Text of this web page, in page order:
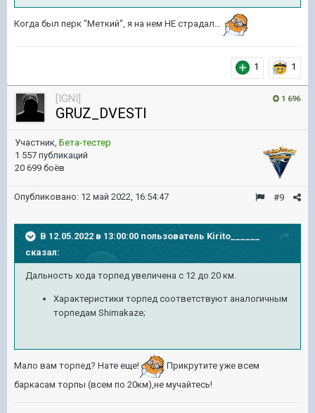
Когда был перк "Меткий", я на нем НЕ страдал...
1 1
1 696
[IGNI]
GRUZ_DVESTI
Участник, Бета-тестер
1 557 публикаций
20 699 боёв
#9
Опубликовано: 12 май 2022, 16:54:47
В 12.05.2022 в 13:00:00 пользователь Kirito______
сказал:
Дальность хода торпед увеличена с 12 до 20 км.
Характеристики торпед соответствуют аналогичным
торпедам Shimakaze;
Мало вам торпед? Нате еще!
Прикрутите уже всем
баркасам торпы (всем по 20км),не мучайтесь!